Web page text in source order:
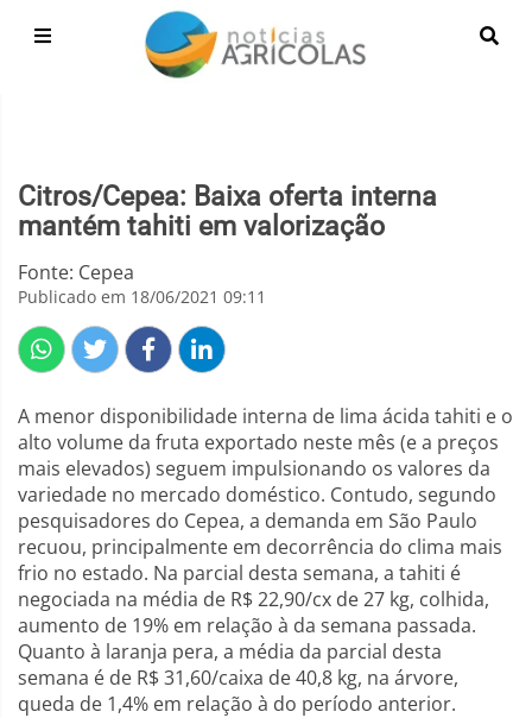
Citros/Cepea: Baixa oferta interna
mantém tahiti em valorização
Fonte: Cepea
Publicado em 18/06/2021 09:11
A menor disponibilidade interna de lima ácida tahiti e o
alto volume da fruta exportado neste mês (e a preços
mais elevados) seguem impulsionando os valores da
variedade no mercado doméstico. Contudo, segundo
pesquisadores do Cepea, a demanda em São Paulo
recuou, principalmente em decorrência do clima mais
frio no estado. Na parcial desta semana, a tahiti é
negociada na média de R$ 22,90/cx de 27 kg, colhida,
aumento de 19% em relação à da semana passada.
Quanto à laranja pera, a média da parcial desta
semana é de R$ 31,60/caixa de 40,8 kg, na árvore,
queda de 1,4% em relação à do período anterior.